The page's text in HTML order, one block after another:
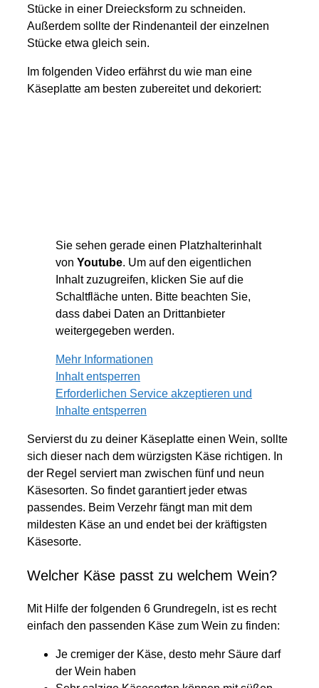
Stücke in einer Dreiecksform zu schneiden.
Außerdem sollte der Rindenanteil der einzelnen
Stücke etwa gleich sein.
Im folgenden Video erfährst du wie man eine
Käseplatte am besten zubereitet und dekoriert:
Sie sehen gerade einen Platzhalterinhalt
von Youtube. Um auf den eigentlichen
Inhalt zuzugreifen, klicken Sie auf die
Schaltfläche unten. Bitte beachten Sie,
dass dabei Daten an Drittanbieter
weitergegeben werden.
Mehr Informationen
Inhalt entsperren
Erforderlichen Service akzeptieren und
Inhalte entsperren
Servierst du zu deiner Käseplatte einen Wein, sollte
sich dieser nach dem würzigsten Käse richtigen. In
der Regel serviert man zwischen fünf und neun
Käsesorten. So findet garantiert jeder etwas
passendes. Beim Verzehr fängt man mit dem
mildesten Käse an und endet bei der kräftigsten
Käsesorte.
Welcher Käse passt zu welchem Wein?
Mit Hilfe der folgenden 6 Grundregeln, ist es recht
einfach den passenden Käse zum Wein zu finden:
Je cremiger der Käse, desto mehr Säure darf
der Wein haben